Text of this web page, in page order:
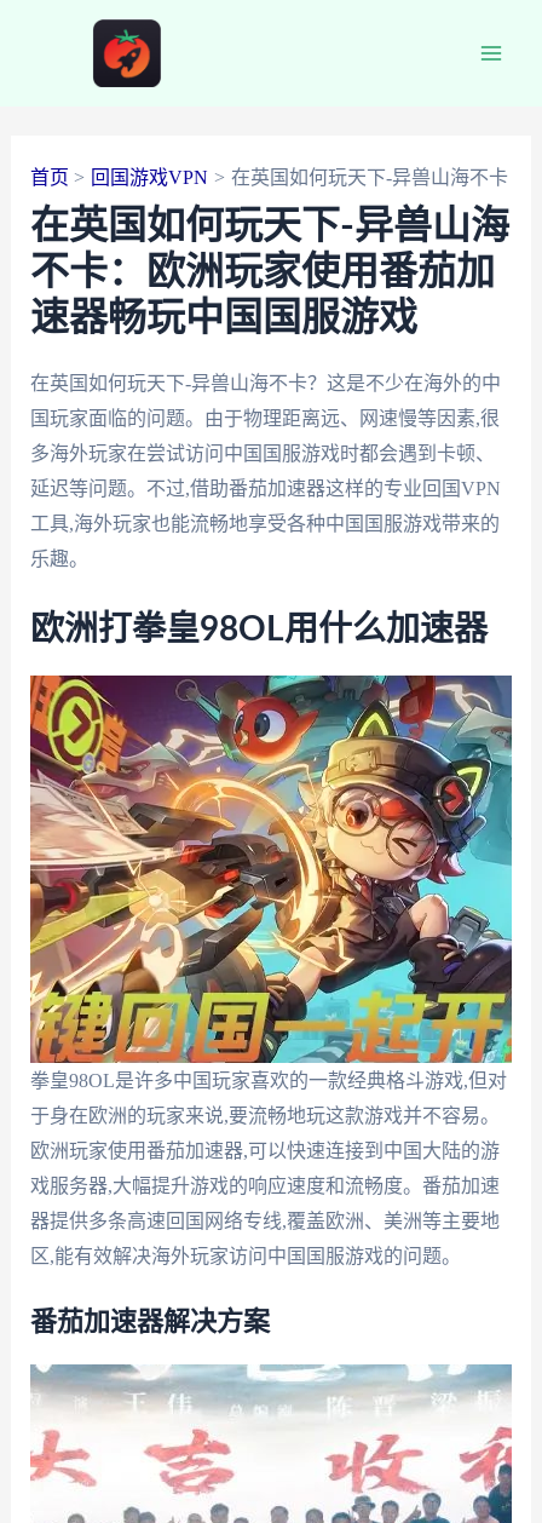
首页 回国游戏VPN 在英国如何玩天下-异兽山海不卡
在英国如何玩天下-异兽山海
不卡：欧洲玩家使用番茄加
速器畅玩中国国服游戏
在英国如何玩天下-异兽山海不卡？这是不少在海外的中
国玩家面临的问题。由于物理距离远、网速慢等因素,很
多海外玩家在尝试访问中国国服游戏时都会遇到卡顿、
延迟等问题。不过,借助番茄加速器这样的专业回国VPN
工具,海外玩家也能流畅地享受各种中国国服游戏带来的
乐趣。
欧洲打拳皇98OL用什么加速器
拳皇98OL是许多中国玩家喜欢的一款经典格斗游戏,但对
于身在欧洲的玩家来说,要流畅地玩这款游戏并不容易。
欧洲玩家使用番茄加速器,可以快速连接到中国大陆的游
戏服务器,大幅提升游戏的响应速度和流畅度。番茄加速
器提供多条高速回国网络专线,覆盖欧洲、美洲等主要地
区,能有效解决海外玩家访问中国国服游戏的问题。
番茄加速器解决方案